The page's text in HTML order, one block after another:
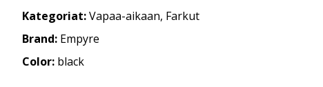
Kategoriat:Vapaa-aikaan, Farkut
Brand: Empyre
Color: black